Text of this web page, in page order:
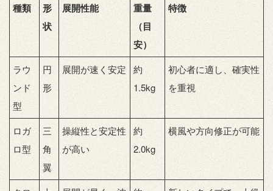
種類
形
状
展開性能
重量
（目
安）
特徴
ラウ
ンド
型
円
形
展開が速く安定
約
1.5kg
初心者に適し、確実性
を重視
ロガ
ロ型
三
角
翼
操縦性と安定性
が高い
約
2.0kg
横風や方向修正が可能